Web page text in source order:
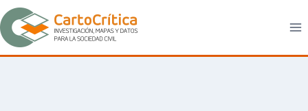
Saltar
al
contenido